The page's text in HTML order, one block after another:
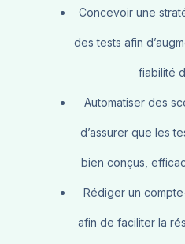
Concevoir une
des tests afin
fiabilité
Automatiser des
d’assurer que les
bien conçus,
Rédiger un
afin de faciliter la